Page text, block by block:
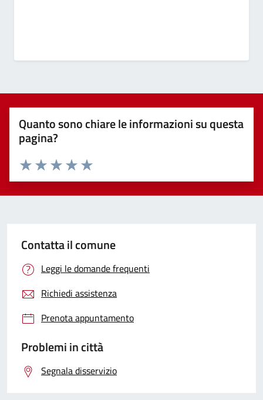
Quanto sono chiare le informazioni su questa
pagina?
Valuta 5 stelle su 5
Valuta 4 stelle su 5
Valuta 3 stelle su 5
Valuta 2 stelle su 5
Valuta 1 stelle su 5
Contatta il comune
Leggi le domande frequenti
Richiedi assistenza
Prenota appuntamento
Problemi in città
Segnala disservizio